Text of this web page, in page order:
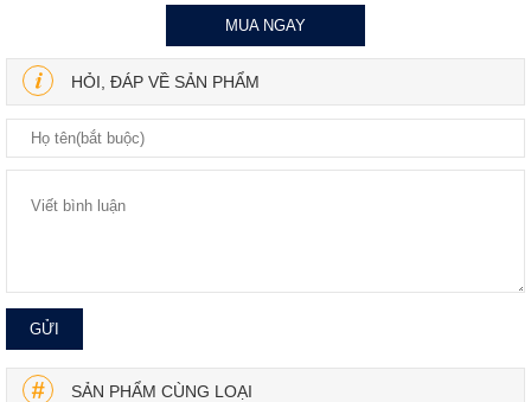
MUA NGAY
HỎI, ĐÁP VỀ SẢN PHẨM
SẢN PHẨM CÙNG LOẠI